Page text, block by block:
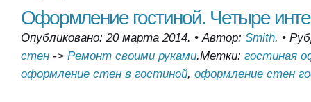
Оформление гостиной. Четыре
Опубликовано: 20 марта 2014. •Автор: Smith. •
стен -> Ремонт своими руками.Метки: гостиная
оформление стен в гостиной, оформление стен